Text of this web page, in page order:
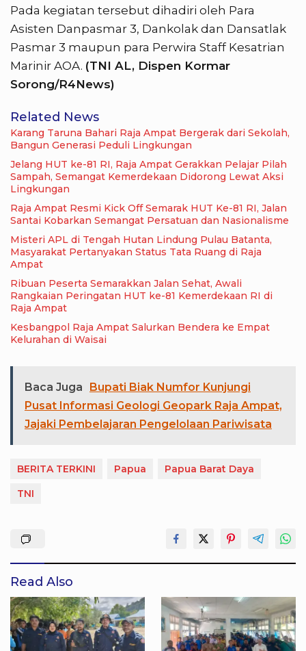
Pada kegiatan tersebut dihadiri oleh Para
Asisten Danpasmar 3, Dankolak dan Dansatlak
Pasmar 3 maupun para Perwira Staff Kesatrian
Marinir AOA. (TNI AL, Dispen Kormar
Sorong/R4News)
Related News
Karang Taruna Bahari Raja Ampat Bergerak dari Sekolah,
Bangun Generasi Peduli Lingkungan
Jelang HUT ke-81 RI, Raja Ampat Gerakkan Pelajar Pilah
Sampah, Semangat Kemerdekaan Didorong Lewat Aksi
Lingkungan
Raja Ampat Resmi Kick Off Semarak HUT Ke-81 RI, Jalan
Santai Kobarkan Semangat Persatuan dan Nasionalisme
Misteri APL di Tengah Hutan Lindung Pulau Batanta,
Masyarakat Pertanyakan Status Tata Ruang di Raja
Ampat
Ribuan Peserta Semarakkan Jalan Sehat, Awali
Rangkaian Peringatan HUT ke-81 Kemerdekaan RI di
Raja Ampat
Kesbangpol Raja Ampat Salurkan Bendera ke Empat
Kelurahan di Waisai
Baca Juga
Bupati Biak Numfor Kunjungi
Pusat Informasi Geologi Geopark Raja Ampat,
Jajaki Pembelajaran Pengelolaan Pariwisata
BERITA TERKINI Papua
Papua Barat Daya
TNI
Read Also